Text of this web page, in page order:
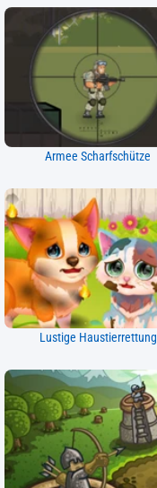
Armee Scharfschütze
Lustige Haustierrettung